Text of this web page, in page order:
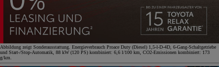
Abbildung zeigt Sonderausstattung. Energieverbrauch Proace Duty (Diesel) 1,5-l-D-4D, 6-Gang-Schaltgetriebe
und Start-/Stop-Automatik, 88 kW (120 PS) kombiniert: 6,6 l/100 km, CO2-Emissionen kombiniert: 173
g/km.